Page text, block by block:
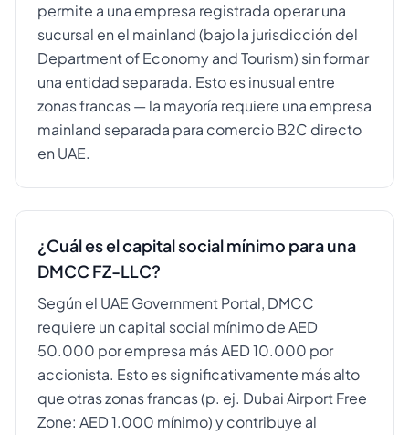
permite a una empresa registrada operar una
sucursal en el mainland (bajo la jurisdicción del
Department of Economy and Tourism) sin formar
una entidad separada. Esto es inusual entre
zonas francas — la mayoría requiere una empresa
mainland separada para comercio B2C directo
en UAE.
¿Cuál es el capital social mínimo para una
DMCC FZ-LLC?
Según el UAE Government Portal, DMCC
requiere un capital social mínimo de AED
50.000 por empresa más AED 10.000 por
accionista. Esto es significativamente más alto
que otras zonas francas (p. ej. Dubai Airport Free
Zone: AED 1.000 mínimo) y contribuye al